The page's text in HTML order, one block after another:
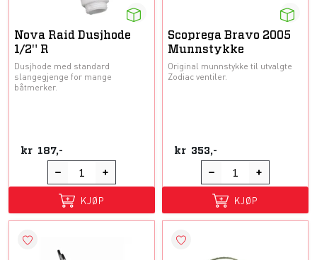
Nova Raid Dusjhode
1/2" R
Dusjhode med standard
slangegjenge for mange
båtmerker.
kr 187,-
KJØP
Scoprega Bravo 2005
Munnstykke
Original munnstykke til utvalgte
Zodiac ventiler.
kr 353,-
KJØP